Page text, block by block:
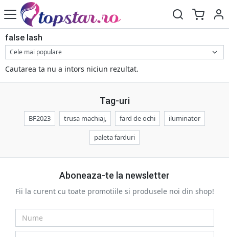
false lash
Cautarea ta nu a intors niciun rezultat.
Tag-uri
BF2023 trusa machiaj, fard de ochi iluminator
paleta farduri
Aboneaza-te la newsletter
Fii la curent cu toate promotiile si produsele noi din shop!